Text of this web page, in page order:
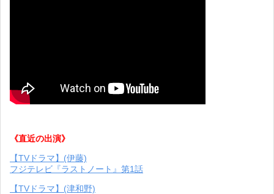
《直近の出演》
【TVドラマ】(伊藤)
フジテレビ『ラストノート』第1話
【TVドラマ】(津和野)